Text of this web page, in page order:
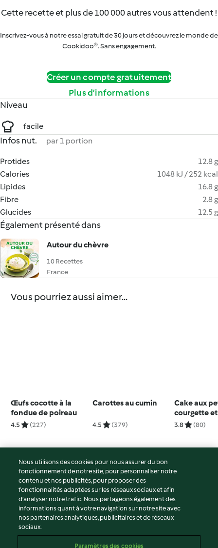
Cette recette et plus de 100 000 autres vous attendent !
Inscrivez-vous à notre essai gratuit de 30 jours et découvrez le monde de
Cookidoo®. Sans engagement.
Créer un compte gratuitement
Plus d’informations
Niveau
facile
Infos nut. par 1 portion
Protides
12.8 g
Calories
1048 kJ / 252 kcal
Lipides
16.8 g
Fibre
2.8 g
Glucides
12.5 g
Également présenté dans
Autour du chèvre
10 Recettes
France
Vous pourriez aussi aimer...
Œufs cocotte à la
fondue de poireau
4.5 (227)
Carottes au cumin
4.5 (379)
Cake aux
courgette
3.8 (80)
© Copyright 2026
Conditions d'utilisation
Politique de confidentialité
Non-responsabilité
Mentions légales
Nous utilisons des cookies pour nous assurer du bon
fonctionnement de notre site, pour personnaliser notre
contenu et nos publicités, pour proposer des
fonctionnalités adaptées sur les réseaux sociaux et afin
d’analyser notre trafic. Nous partageons également des
informations quant à votre navigation sur notre site avec
nos partenaires analytiques, publicitaires et de réseaux
sociaux.
Paramètres des cookies